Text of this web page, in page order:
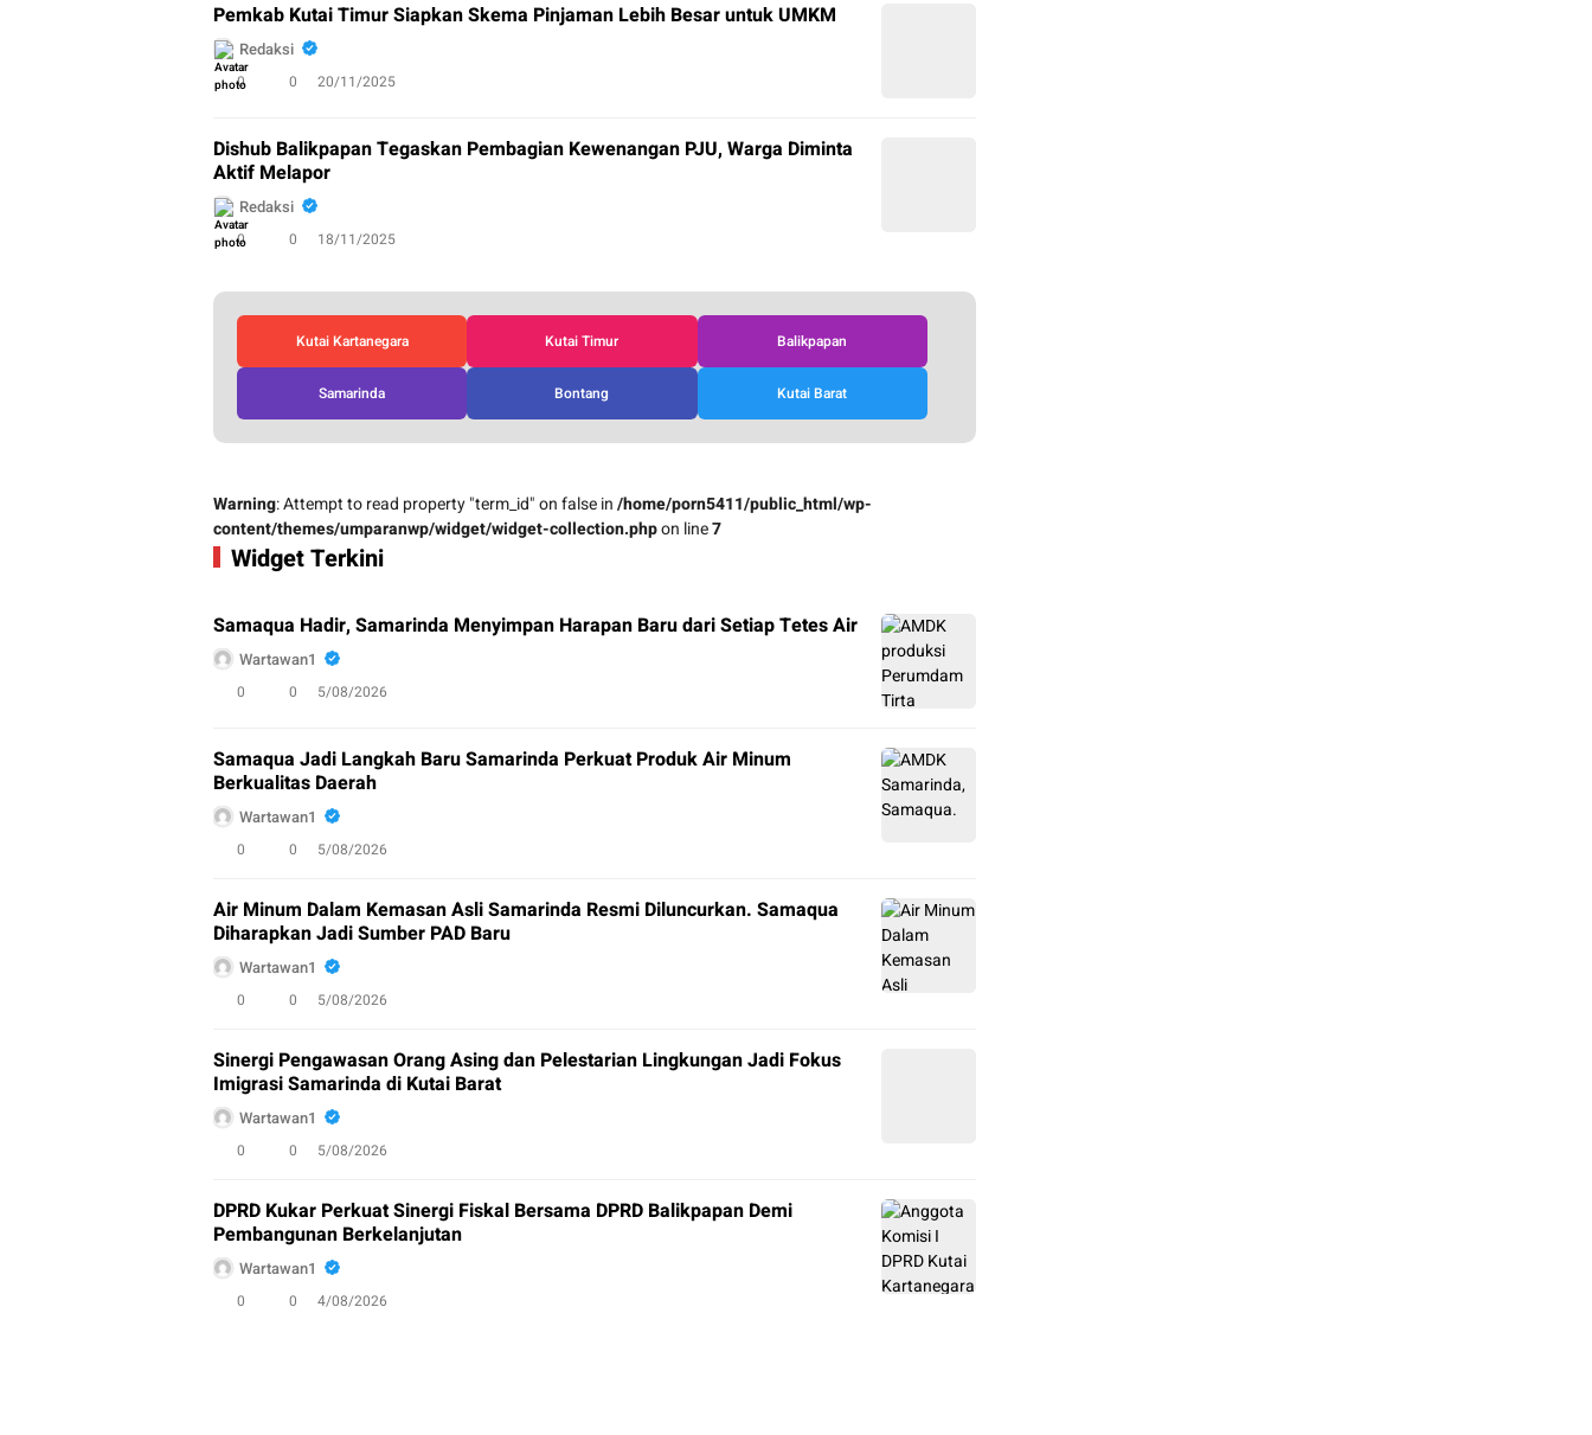
Pemkab Kutai Timur Siapkan Skema Pinjaman Lebih Besar untuk UMKM
Redaksi
0 0 20/11/2025
Dishub Balikpapan Tegaskan Pembagian Kewenangan PJU, Warga Diminta
Aktif Melapor
Redaksi
0 0 18/11/2025
Kutai Kartanegara Kutai Timur Balikpapan
Samarinda Bontang Kutai Barat
Warning: Attempt to read property "term_id" on false in/home/porn5411/public_html/wp-
content/themes/umparanwp/widget/widget-collection.phpon line7
Widget Terkini
Samaqua Hadir, Samarinda Menyimpan Harapan Baru dari Setiap Tetes Air
Wartawan1
0 0 5/08/2026
Samaqua Jadi Langkah Baru Samarinda Perkuat Produk Air Minum
Berkualitas Daerah
Wartawan1
0 0 5/08/2026
Air Minum Dalam Kemasan Asli Samarinda Resmi Diluncurkan. Samaqua
Diharapkan Jadi Sumber PAD Baru
Wartawan1
0 0 5/08/2026
Sinergi Pengawasan Orang Asing dan Pelestarian Lingkungan Jadi Fokus
Imigrasi Samarinda di Kutai Barat
Wartawan1
0 0 5/08/2026
DPRD Kukar Perkuat Sinergi Fiskal Bersama DPRD Balikpapan Demi
Pembangunan Berkelanjutan
Wartawan1
0 0 4/08/2026